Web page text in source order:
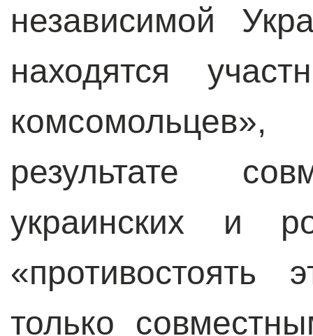
независимой
находятся
результате
украинских и
«противостоять
только